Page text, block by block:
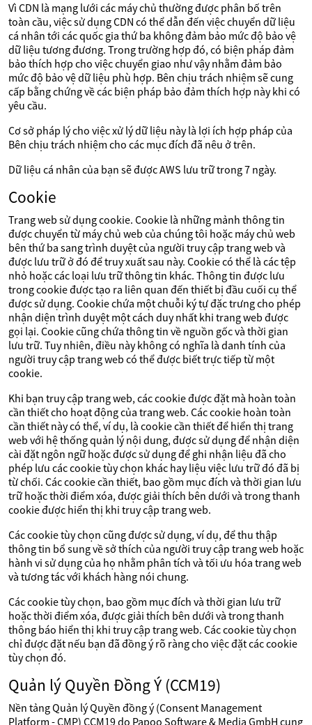
Vì CDN là mạng lưới các máy chủ thường được phân bố trên
toàn cầu, việc sử dụng CDN có thể dẫn đến việc chuyển dữ liệu
cá nhân tới các quốc gia thứ ba không đảm bảo mức độ bảo vệ
dữ liệu tương đương. Trong trường hợp đó, có biện pháp đảm
bảo thích hợp cho việc chuyển giao như vậy nhằm đảm bảo
mức độ bảo vệ dữ liệu phù hợp. Bên chịu trách nhiệm sẽ cung
cấp bằng chứng về các biện pháp bảo đảm thích hợp này khi có
yêu cầu.
Cơ sở pháp lý cho việc xử lý dữ liệu này là lợi ích hợp pháp của
Bên chịu trách nhiệm cho các mục đích đã nêu ở trên.
Dữ liệu cá nhân của bạn sẽ được AWS lưu trữ trong 7 ngày.
Cookie
Trang web sử dụng cookie. Cookie là những mảnh thông tin
được chuyển từ máy chủ web của chúng tôi hoặc máy chủ web
bên thứ ba sang trình duyệt của người truy cập trang web và
được lưu trữ ở đó để truy xuất sau này. Cookie có thể là các tệp
nhỏ hoặc các loại lưu trữ thông tin khác. Thông tin được lưu
trong cookie được tạo ra liên quan đến thiết bị đầu cuối cụ thể
được sử dụng. Cookie chứa một chuỗi ký tự đặc trưng cho phép
nhận diện trình duyệt một cách duy nhất khi trang web được
gọi lại. Cookie cũng chứa thông tin về nguồn gốc và thời gian
lưu trữ. Tuy nhiên, điều này không có nghĩa là danh tính của
người truy cập trang web có thể được biết trực tiếp từ một
cookie.
Khi bạn truy cập trang web, các cookie được đặt mà hoàn toàn
cần thiết cho hoạt động của trang web. Các cookie hoàn toàn
cần thiết này có thể, ví dụ, là cookie cần thiết để hiển thị trang
web với hệ thống quản lý nội dung, được sử dụng để nhận diện
cài đặt ngôn ngữ hoặc được sử dụng để ghi nhận liệu đã cho
phép lưu các cookie tùy chọn khác hay liệu việc lưu trữ đó đã bị
từ chối. Các cookie cần thiết, bao gồm mục đích và thời gian lưu
trữ hoặc thời điểm xóa, được giải thích bên dưới và trong thanh
cookie được hiển thị khi truy cập trang web.
Các cookie tùy chọn cũng được sử dụng, ví dụ, để thu thập
thông tin bổ sung về sở thích của người truy cập trang web hoặc
hành vi sử dụng của họ nhằm phân tích và tối ưu hóa trang web
và tương tác với khách hàng nói chung.
Các cookie tùy chọn, bao gồm mục đích và thời gian lưu trữ
hoặc thời điểm xóa, được giải thích bên dưới và trong thanh
thông báo hiển thị khi truy cập trang web. Các cookie tùy chọn
chỉ được đặt nếu bạn đã đồng ý rõ ràng cho việc đặt các cookie
tùy chọn đó.
Quản lý Quyền Đồng Ý (CCM19)
Nền tảng Quản lý Quyền đồng ý (Consent Management
Platform - CMP) CCM19 do Papoo Software & Media GmbH cung